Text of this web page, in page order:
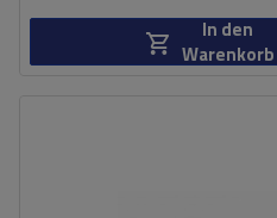
In den
Warenkorb